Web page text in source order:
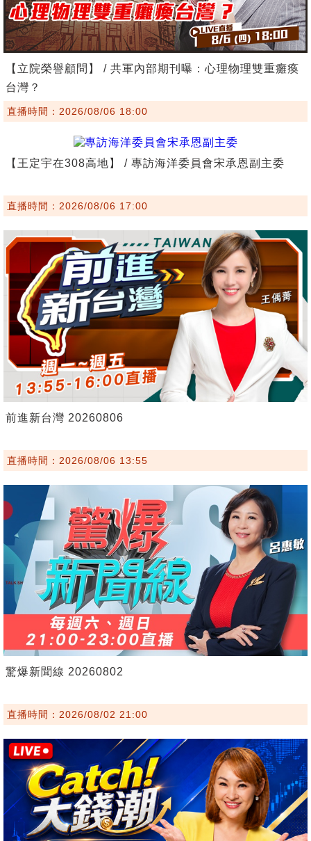
【立院榮譽顧問】 / 共軍內部期刊曝：心理物理雙重癱瘓
台灣？
直播時間：2026/08/06 18:00
【王定宇在308高地】 / 專訪海洋委員會宋承恩副主委
直播時間：2026/08/06 17:00
前進新台灣 20260806
直播時間：2026/08/06 13:55
驚爆新聞線 20260802
直播時間：2026/08/02 21:00